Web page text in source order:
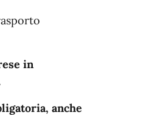
in
anche